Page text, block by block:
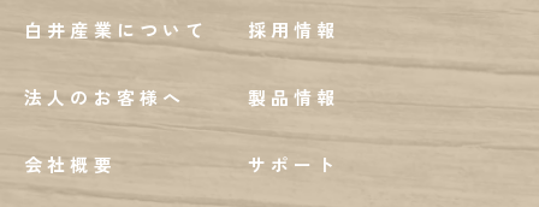
白井産業について
法人のお客様へ
会社概要
採用情報
製品情報
サポート